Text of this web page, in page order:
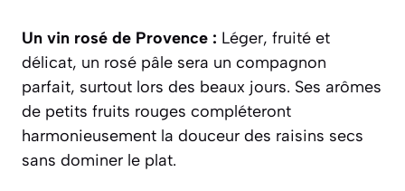
Un vin rosé de Provence : Léger, fruité et
délicat, un rosé pâle sera un compagnon
parfait, surtout lors des beaux jours. Ses arômes
de petits fruits rouges compléteront
harmonieusement la douceur des raisins secs
sans dominer le plat.